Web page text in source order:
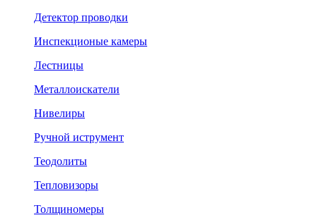
Детектор проводки
Инспекционые камеры
Лестницы
Металлоискатели
Нивелиры
Ручной иструмент
Теодолиты
Тепловизоры
Толщиномеры